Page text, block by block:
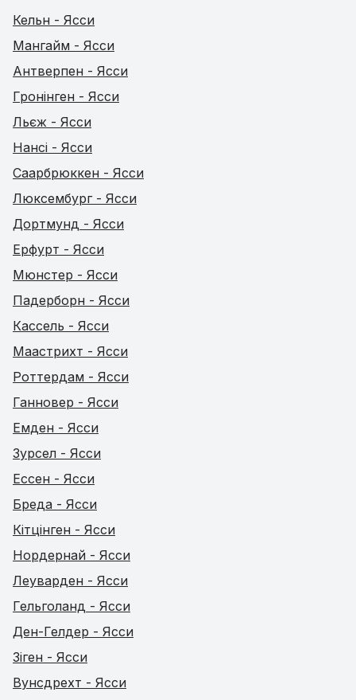
Кельн - Ясси
Мангайм - Ясси
Антверпен - Ясси
Гронінген - Ясси
Льєж - Ясси
Нансі - Ясси
Саарбрюккен - Ясси
Люксембург - Ясси
Дортмунд - Ясси
Ерфурт - Ясси
Мюнстер - Ясси
Падерборн - Ясси
Кассель - Ясси
Маастрихт - Ясси
Роттердам - Ясси
Ганновер - Ясси
Емден - Ясси
Зурсел - Ясси
Ессен - Ясси
Бреда - Ясси
Кітцінген - Ясси
Нордернай - Ясси
Леуварден - Ясси
Гельголанд - Ясси
Ден-Гелдер - Ясси
Зіген - Ясси
Вунсдрехт - Ясси